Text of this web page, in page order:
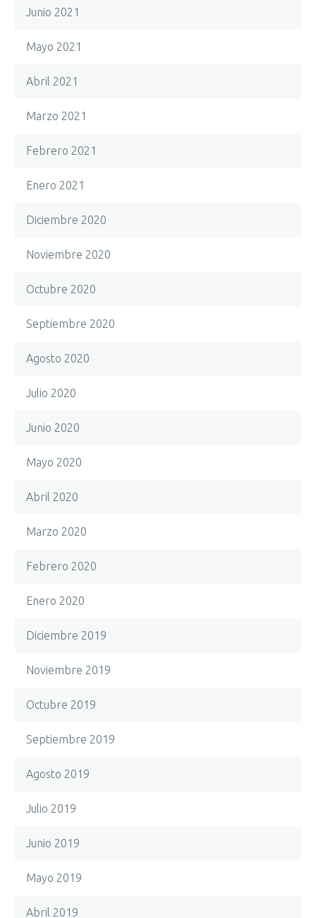
Junio 2021
Mayo 2021
Abril 2021
Marzo 2021
Febrero 2021
Enero 2021
Diciembre 2020
Noviembre 2020
Octubre 2020
Septiembre 2020
Agosto 2020
Julio 2020
Junio 2020
Mayo 2020
Abril 2020
Marzo 2020
Febrero 2020
Enero 2020
Diciembre 2019
Noviembre 2019
Octubre 2019
Septiembre 2019
Agosto 2019
Julio 2019
Junio 2019
Mayo 2019
Abril 2019